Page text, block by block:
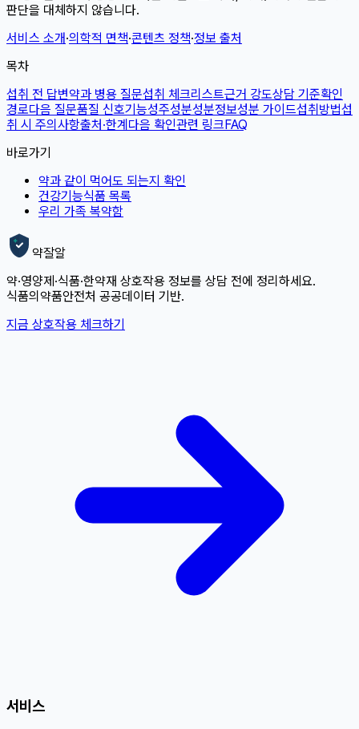
판단을 대체하지 않습니다.
서비스 소개·의학적 면책·콘텐츠 정책·정보 출처
목차
섭취 전 답변약과 병용 질문섭취 체크리스트근거 강도상담 기준확인
경로다음 질문품질 신호기능성주성분성분정보성분 가이드섭취방법섭
취 시 주의사항출처·한계다음 확인관련 링크FAQ
바로가기
약과 같이 먹어도 되는지 확인
건강기능식품 목록
우리 가족 복약함
약잘알
약·영양제·식품·한약재 상호작용 정보를 상담 전에 정리하세요.
식품의약품안전처 공공데이터 기반.
지금 상호작용 체크하기
서비스